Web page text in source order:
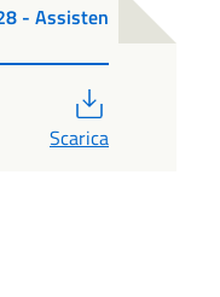
- Assisten
Scarica